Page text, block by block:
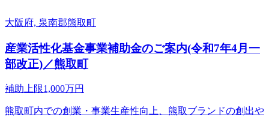
大阪府, 泉南郡熊取町
産業活性化基金事業補助金のご案内(令和7年4月一
部改正)／熊取町
補助上限1,000万円
熊取町内での創業・事業生産性向上、熊取ブランドの創出や